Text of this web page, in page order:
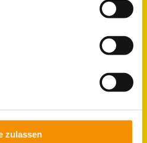
zulassen